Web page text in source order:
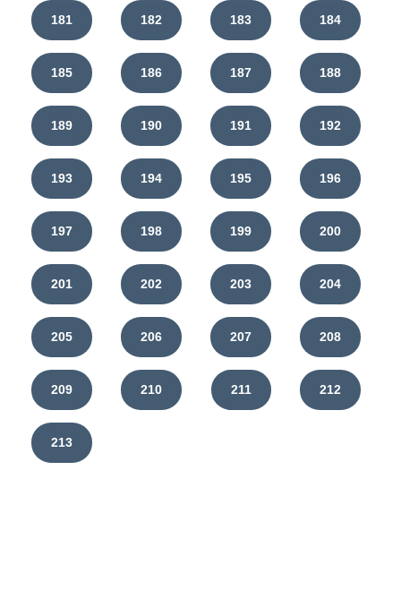
181 182 183 184
185 186 187 188
189 190 191 192
193 194 195 196
197 198 199 200
201 202 203 204
205 206 207 208
209 210 211 212
213